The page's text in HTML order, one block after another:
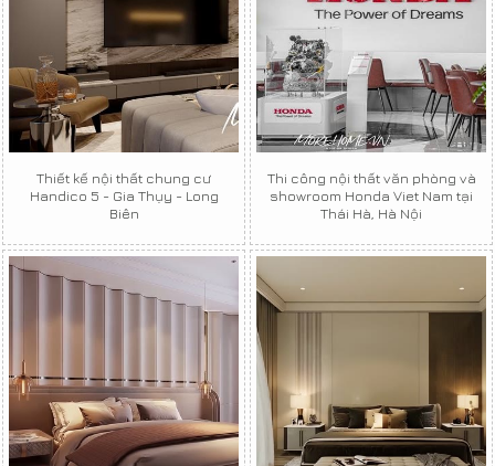
Thiết kế nội thất chung cư
Handico 5 - Gia Thụy - Long
Biên
Thi công nội thất văn phòng và
showroom Honda Viet Nam tại
Thái Hà, Hà Nội